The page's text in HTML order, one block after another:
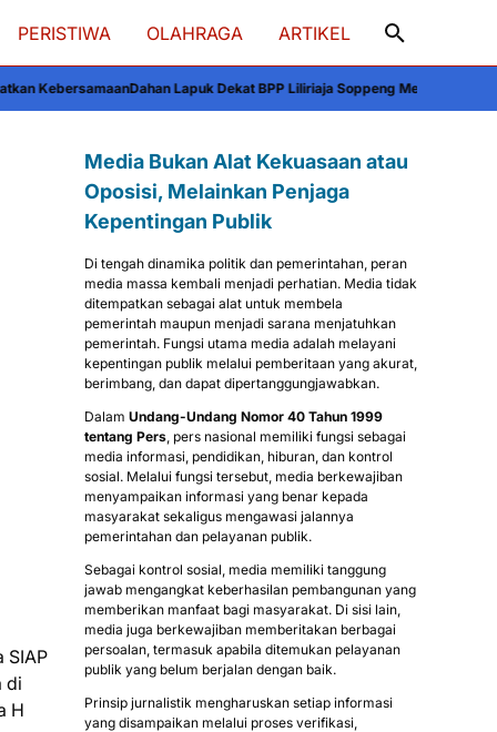
PERISTIWA OLAHRAGA ARTIKEL
Lapuk Dekat BPP Liliriaja Soppeng Mengancam Pengendara, Warga
SIAP
di
H
Media Bukan Alat Kekuasaan atau
Oposisi, Melainkan Penjaga
Kepentingan Publik
Di tengah dinamika politik dan pemerintahan, peran
media massa kembali menjadi perhatian. Media tidak
ditempatkan sebagai alat untuk membela
pemerintah maupun menjadi sarana menjatuhkan
pemerintah. Fungsi utama media adalah melayani
kepentingan publik melalui pemberitaan yang akurat,
berimbang, dan dapat dipertanggungjawabkan.
Dalam Undang-Undang Nomor 40 Tahun 1999
tentang Pers, pers nasional memiliki fungsi sebagai
media informasi, pendidikan, hiburan, dan kontrol
sosial. Melalui fungsi tersebut, media berkewajiban
menyampaikan informasi yang benar kepada
masyarakat sekaligus mengawasi jalannya
pemerintahan dan pelayanan publik.
Sebagai kontrol sosial, media memiliki tanggung
jawab mengangkat keberhasilan pembangunan yang
memberikan manfaat bagi masyarakat. Di sisi lain,
media juga berkewajiban memberitakan berbagai
persoalan, termasuk apabila ditemukan pelayanan
publik yang belum berjalan dengan baik.
Prinsip jurnalistik mengharuskan setiap informasi
yang disampaikan melalui proses verifikasi,